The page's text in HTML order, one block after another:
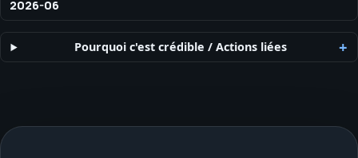
2026-06
Pourquoi c'est crédible /Actions liées